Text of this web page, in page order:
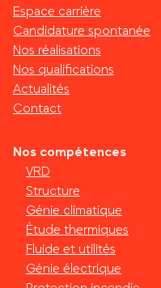
Espace carrière
Candidature spontanée
Nos réalisations
Nos qualifications
Actualités
Contact
Nos compétences
VRD
Structure
Génie climatique
Étude thermiques
Fluide et utilités
Génie électrique